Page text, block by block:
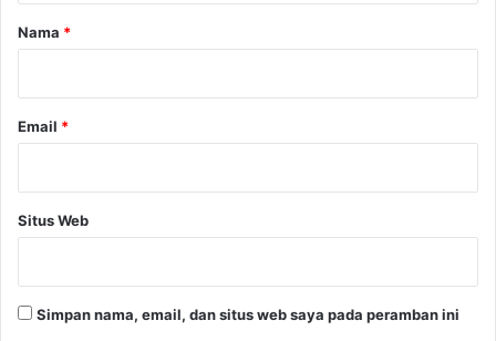
rNama *
Email *
Situs Web
Simpan nama, email, dan situs web saya pada peramban ini